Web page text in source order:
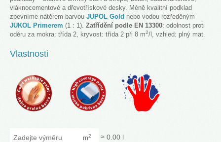
vláknocementové a dřevotřískové desky. Méně kvalitní podklad
zpevníme nátěrem barvou JUPOL Gold nebo vodou rozředěným
JUKOL Primerem (1 : 1). Zatřídění podle EN 13300: odolnost proti
oděru za mokra: třída 2, kryvost: třída 2 při 8 m2/l, vzhled: plný mat.
Vlastnosti
m2 ≈ 0.00 l